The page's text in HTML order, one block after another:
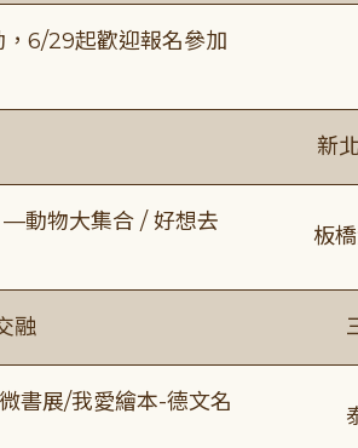
，6/29起歡迎報名參加
新
—動物大集合 / 好想去
板
融
書展/我愛繪本-德文名